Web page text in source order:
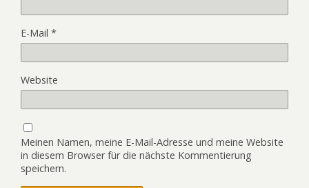
E-Mail *
Website
Meinen Namen, meine E-Mail-Adresse und meine Website
in diesem Browser für die nächste Kommentierung
speichern.